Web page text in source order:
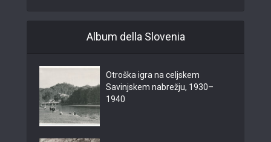
Album della Slovenia
Otroška igra na celjskem
Savinjskem nabrežju, 1930–
1940